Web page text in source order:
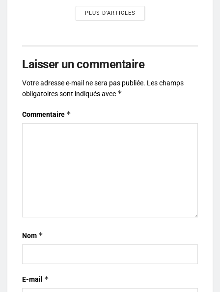
PLUS D'ARTICLES
Laisser un commentaire
Votre adresse e-mail ne sera pas publiée. Les champs
obligatoires sont indiqués avec *
Commentaire *
Nom *
E-mail *